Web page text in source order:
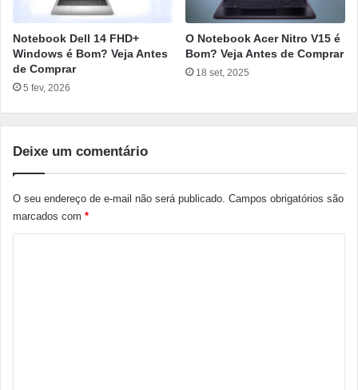
Notebook Dell 14 FHD+
Windows é Bom? Veja Antes
de Comprar
5 fev, 2026
O Notebook Acer Nitro V15 é
Bom? Veja Antes de Comprar
18 set, 2025
Deixe um comentário
O seu endereço de e-mail não será publicado. Campos obrigatórios são
marcados com *